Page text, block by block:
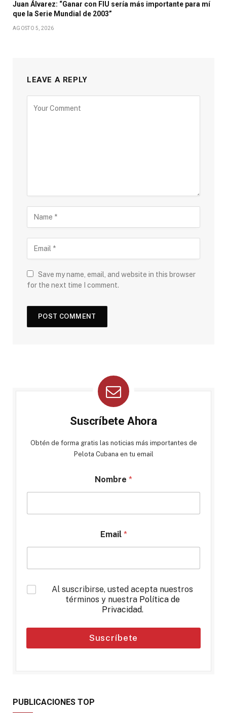
Juan Álvarez: “Ganar con FIU sería más importante para mí
que la Serie Mundial de 2003”
AGOSTO 5, 2026
LEAVE A REPLY
Save my name, email, and website in this browser
for the next time I comment.
Suscríbete Ahora
Obtén de forma gratis las noticias más importantes de
Pelota Cubana en tu email
Nombre *
Email *
*
Al suscribirse, usted acepta nuestros
términos y nuestra Política de
Privacidad.
Suscríbete
PUBLICACIONES TOP